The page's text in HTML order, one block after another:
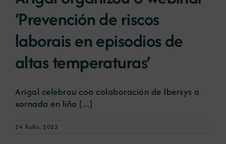
Novas
Portal de emprego
Contacto
‘Prevención de riscos
laborais en episodios de
altas temperaturas’
Arigal celebrou coa colaboración de Ibersys a
xornada en liña [...]
24 Xullo, 2023